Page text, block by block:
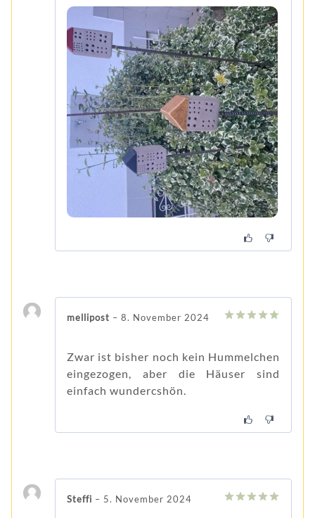
mellipost – 8. November 2024
Zwar ist bisher noch kein Hummelchen
eingezogen, aber die Häuser sind
einfach wundercshön.
Steffi – 5. November 2024